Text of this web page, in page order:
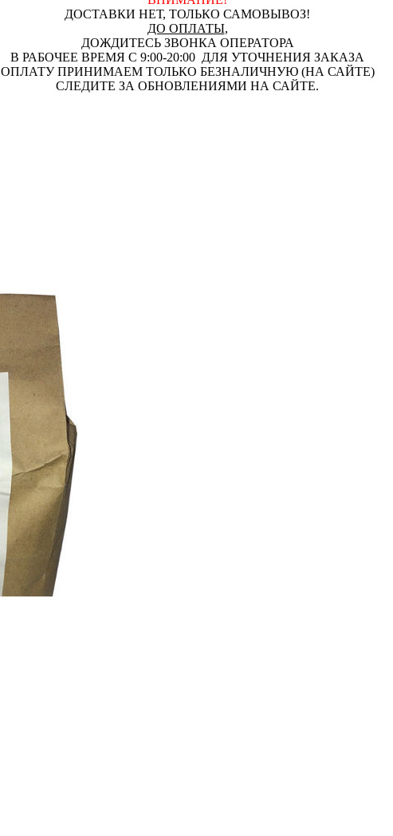
ДОСТАВКИ НЕТ, ТОЛЬКО САМОВЫВОЗ!
ДО ОПЛАТЫ,
ДОЖДИТЕСЬ ЗВОНКА ОПЕРАТОРА
В РАБОЧЕЕ ВРЕМЯ С 9:00-20:00 ДЛЯ УТОЧНЕНИЯ ЗАКАЗА
ОПЛАТУ ПРИНИМАЕМ ТОЛЬКО БЕЗНАЛИЧНУЮ (НА САЙТЕ)
СЛЕДИТЕ ЗА ОБНОВЛЕНИЯМИ НА САЙТЕ.